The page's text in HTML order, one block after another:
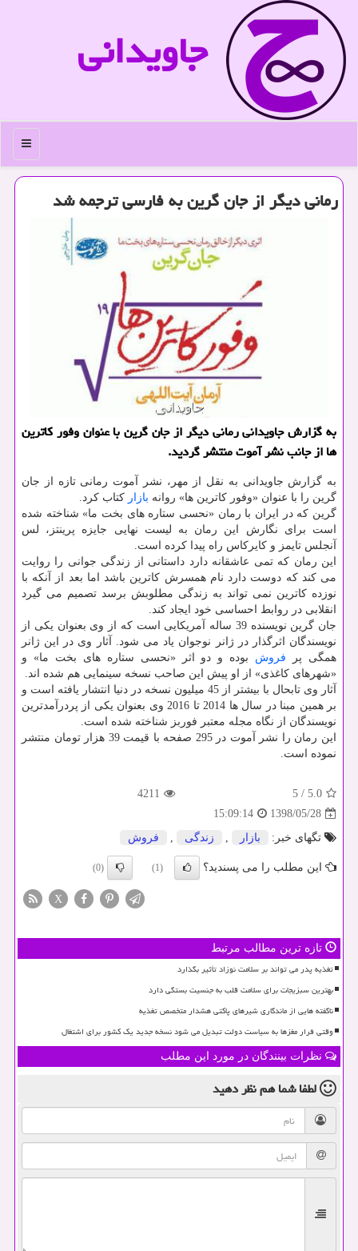
جاویدانی
منو
رمانی دیگر از جان گرین به فارسی ترجمه شد
به گزارش جاویدانی رمانی دیگر از جان گرین با عنوان وفور كاترین
ها از جانب نشر آموت منتشر گردید.
به گزارش جاویدانی به نقل از مهر، نشر آموت رمانی تازه از جان
گرین را با عنوان «وفور كاترین ها» روانه بازار كتاب كرد.
گرین كه در ایران با رمان «نحسی ستاره های بخت ما» شناخته شده
است برای نگارش این رمان به لیست نهایی جایزه پرینتز، لس
آنجلس تایمز و كایركاس راه پیدا كرده است.
این رمان كه تمی عاشقانه دارد داستانی از زندگی جوانی را روایت
می كند كه دوست دارد نام همسرش كاترین باشد اما بعد از آنكه با
نوزده كاترین نمی تواند به زندگی مطلوبش برسد تصمیم می گیرد
انقلابی در روابط احساسی خود ایجاد كند.
جان گرین نویسنده 39 ساله آمریكایی است كه از وی بعنوان یكی از
نویسندگان اثرگذار در ژانر نوجوان یاد می شود. آثار وی در این ژانر
همگی پر فروش بوده و دو اثر «نحسی ستاره های بخت ما» و
«شهرهای كاغذی» از او پیش این صاحب نسخه سینمایی هم شده اند.
آثار وی تابحال با بیشتر از 45 میلیون نسخه در دنیا انتشار یافته است و
بر همین مبنا در سال ها 2014 تا 2016 وی بعنوان یكی از پردرآمدترین
نویسندگان از نگاه مجله معتبر فوربز شناخته شده است.
این رمان را نشر آموت در 295 صفحه با قیمت 39 هزار تومان منتشر
نموده است.
5.0
/
5
4211
1398/05/28
15:09:14
تگهای خبر:
بازار , زندگی , فروش
این مطلب را می پسندید؟ (1)
(0)
X
تازه ترین مطالب مرتبط
تغذیه پدر می تواند بر سلامت نوزاد تأثیر بگذارد
بهترین سبزیجات برای سلامت قلب به جنسیت بستگی دارد
ناگفته هایی از ماندگاری شیرهای پاکتی هشدار متخصص تغذیه
وقتی فرار مغزها به سیاست دولت تبدیل می شود نسخه جدید یک کشور برای اشتغال
نظرات بینندگان در مورد این مطلب
لطفا شما همنظر دهید